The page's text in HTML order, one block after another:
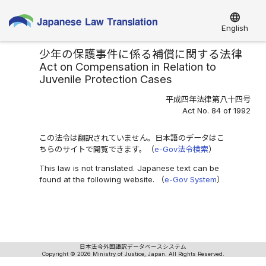
language
English
少年の保護事件に係る補償に関する法律
Act on Compensation in Relation to
Juvenile Protection Cases
平成四年法律第八十四号
Act No. 84 of 1992
この法令は翻訳されていません。日本語のデータはこ
ちらのサイトで閲覧できます。（e-Gov法令検索）
This law is not translated. Japanese text can be
found at the following website. （e-Gov System）
日本法令外国語訳データベースシステム
Copyright © 2026 Ministry of Justice, Japan. All Rights Reserved.